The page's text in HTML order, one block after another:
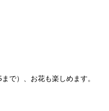
で）、お花も楽しめます。